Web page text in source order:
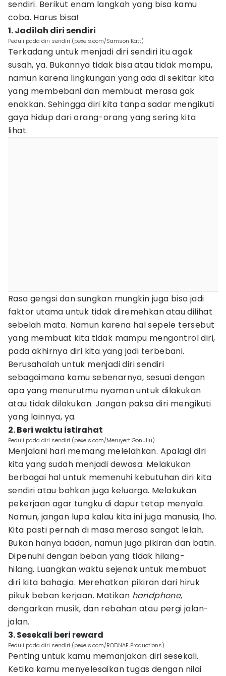
sendiri. Berikut enam langkah yang bisa kamu
coba. Harus bisa!
1. Jadilah diri sendiri
Peduli pada diri sendiri (pexels.com/Samson Katt)
Terkadang untuk menjadi diri sendiri itu agak
susah, ya. Bukannya tidak bisa atau tidak mampu,
namun karena lingkungan yang ada di sekitar kita
yang membebani dan membuat merasa gak
enakkan. Sehingga diri kita tanpa sadar mengikuti
gaya hidup dari orang-orang yang sering kita
lihat.
Rasa gengsi dan sungkan mungkin juga bisa jadi
faktor utama untuk tidak diremehkan atau dilihat
sebelah mata. Namun karena hal sepele tersebut
yang membuat kita tidak mampu mengontrol diri,
pada akhirnya diri kita yang jadi terbebani.
Berusahalah untuk menjadi diri sendiri
sebagaimana kamu sebenarnya, sesuai dengan
apa yang menurutmu nyaman untuk dilakukan
atau tidak dilakukan. Jangan paksa diri mengikuti
yang lainnya, ya.
2. Beri waktu istirahat
Peduli pada diri sendiri (pexels.com/Meruyert Gonullu)
Menjalani hari memang melelahkan. Apalagi diri
kita yang sudah menjadi dewasa. Melakukan
berbagai hal untuk memenuhi kebutuhan diri kita
sendiri atau bahkan juga keluarga. Melakukan
pekerjaan agar tungku di dapur tetap menyala.
Namun, jangan lupa kalau kita ini juga manusia, lho.
Kita pasti pernah di masa merasa sangat lelah.
Bukan hanya badan, namun juga pikiran dan batin.
Dipenuhi dengan beban yang tidak hilang-
hilang. Luangkan waktu sejenak untuk membuat
diri kita bahagia. Merehatkan pikiran dari hiruk
pikuk beban kerjaan. Matikan handphone,
dengarkan musik, dan rebahan atau pergi jalan-
jalan.
3. Sesekali beri reward
Peduli pada diri sendiri (pexels.com/RODNAE Productions)
Penting untuk kamu memanjakan diri sesekali.
Ketika kamu menyelesaikan tugas dengan nilai